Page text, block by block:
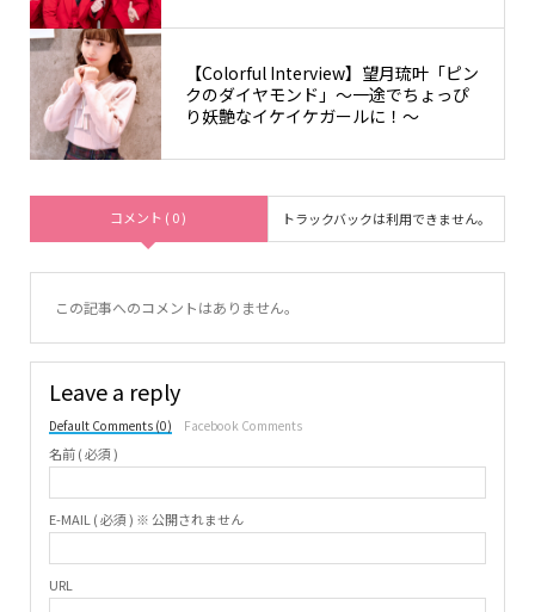
【Colorful Interview】望月琉叶「ピン
クのダイヤモンド」〜一途でちょっぴ
り妖艶なイケイケガールに！〜
コメント ( 0 ) トラックバックは利用できません。
この記事へのコメントはありません。
Leave a reply
Default Comments (0) Facebook Comments
名前 ( 必須 )
E-MAIL ( 必須 ) ※ 公開されません
URL